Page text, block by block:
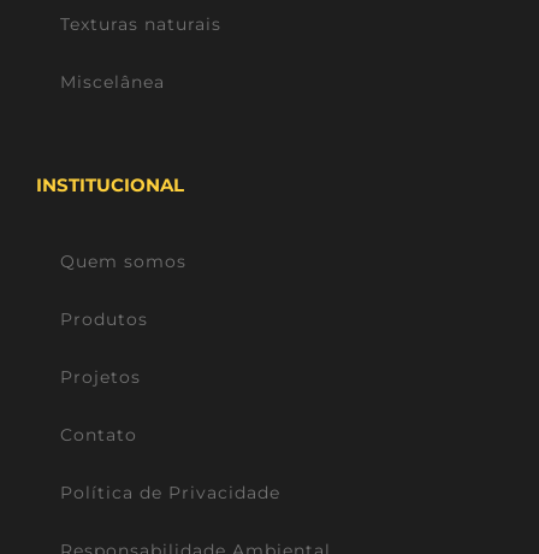
Texturas naturais
Miscelânea
INSTITUCIONAL
Quem somos
Produtos
Projetos
Contato
Política de Privacidade